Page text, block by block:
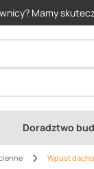
Mamy
Doradztwo
Wpust